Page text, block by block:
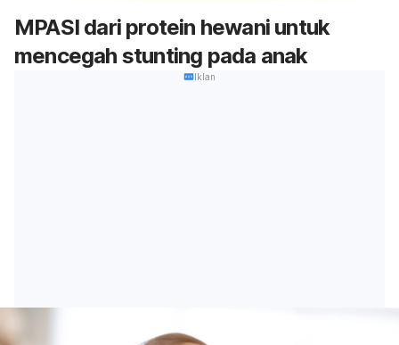
MPASI dari protein hewani untuk
mencegah stunting pada anak
Iklan